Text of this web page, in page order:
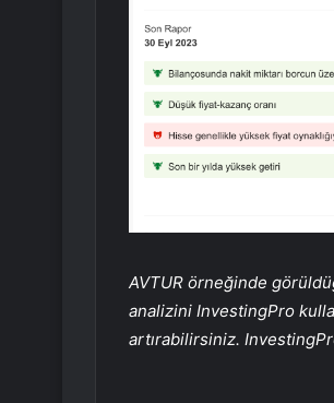
AVTUR örneğinde
analizini InvestingPro
artırabilirsiniz.